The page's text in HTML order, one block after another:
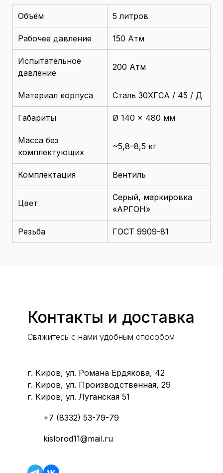
Объём 5 литров
Рабочее давление 150 Атм
Испытательное
давление
200 Атм
Материал корпуса Сталь 30ХГСА / 45 / Д
Габариты Ø 140 × 480 мм
Масса без
комплектующих
~5,8–8,5 кг
Комплектация Вентиль
Цвет
Серый, маркировка
«АРГОН»
Резьба ГОСТ 9909-81
Контакты и доставка
Свяжитесь с нами удобным способом
г. Киров, ул. Романа Ердякова, 42
г. Киров, ул. Производственная, 29
г. Киров, ул. Луганская 51
+7 (8332) 53-79-79
kislorod11@mail.ru